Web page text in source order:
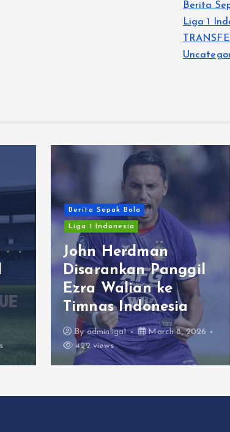
Berita
Liga 1
Berita Sepak Bola
Liga 1 Indonesia
John Herdman
Disarankan Panggil
Ezra Walian ke
Timnas Indonesia
Byadminliga1
March 8, 2026
422 views